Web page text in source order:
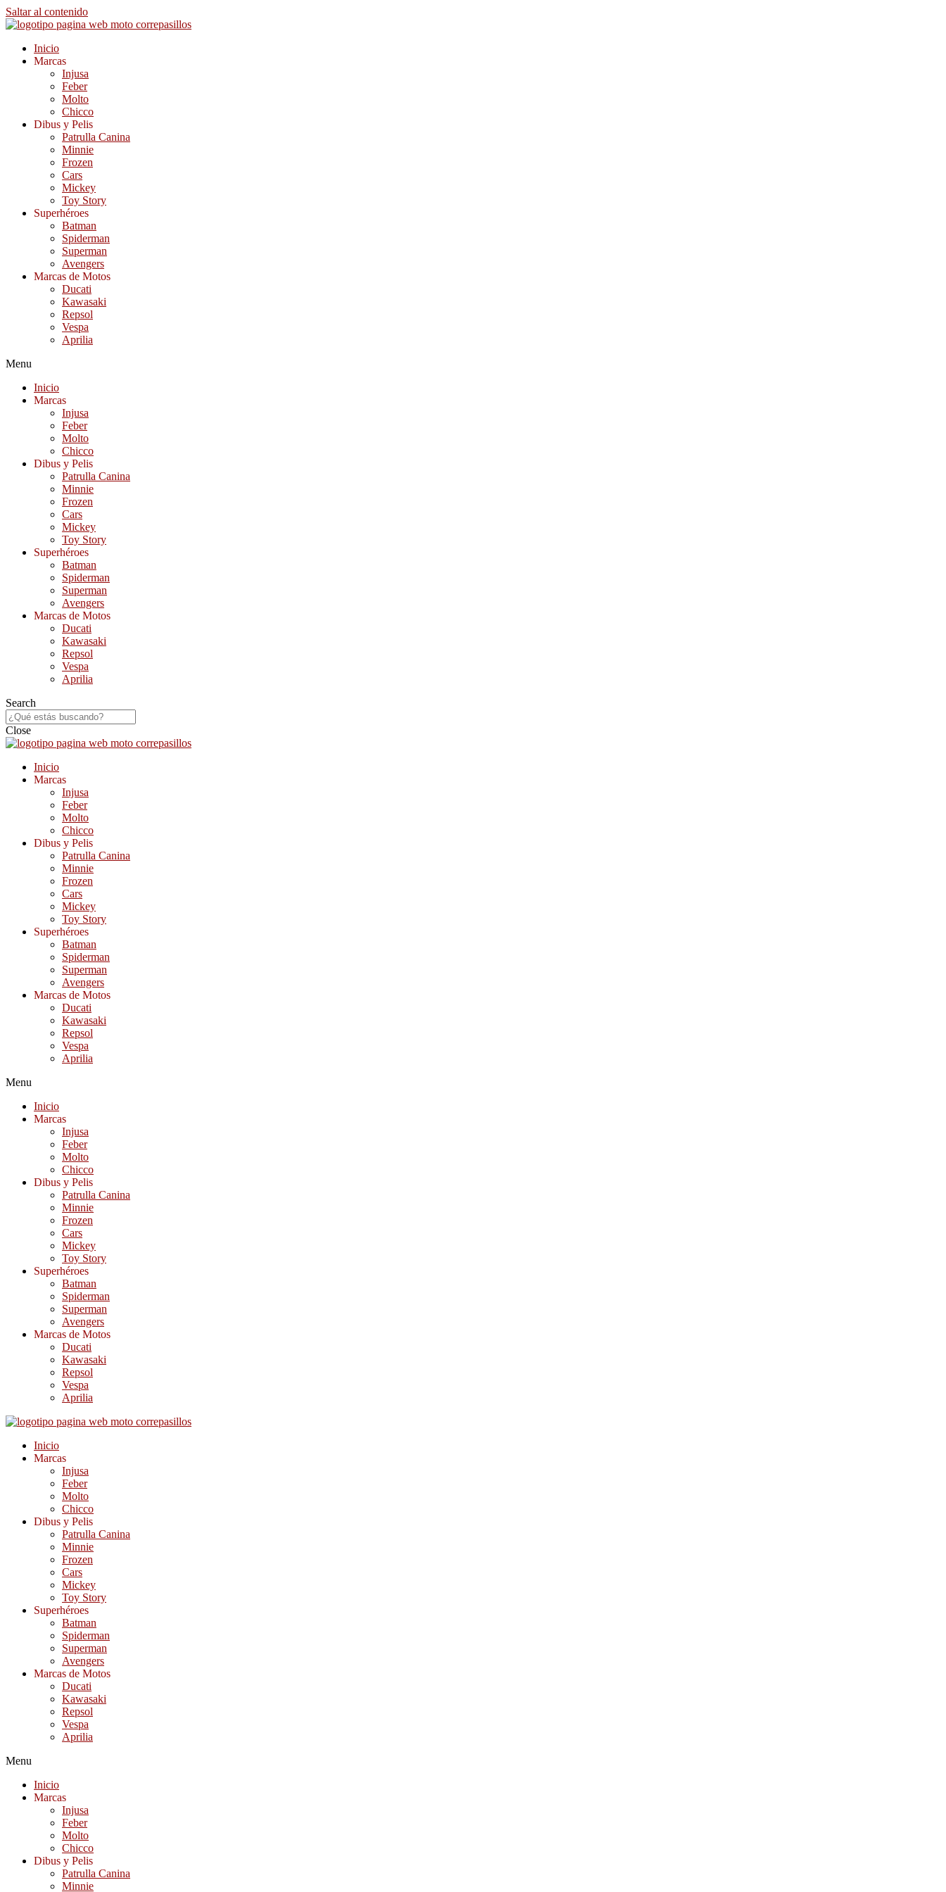
Saltar al contenido
Inicio
Marcas
Injusa
Feber
Molto
Chicco
Dibus y Pelis
Patrulla Canina
Minnie
Frozen
Cars
Mickey
Toy Story
Superhéroes
Batman
Spiderman
Superman
Avengers
Marcas de Motos
Ducati
Kawasaki
Repsol
Vespa
Aprilia
Menu
Inicio
Marcas
Injusa
Feber
Molto
Chicco
Dibus y Pelis
Patrulla Canina
Minnie
Frozen
Cars
Mickey
Toy Story
Superhéroes
Batman
Spiderman
Superman
Avengers
Marcas de Motos
Ducati
Kawasaki
Repsol
Vespa
Aprilia
Search
Close
Inicio
Marcas
Injusa
Feber
Molto
Chicco
Dibus y Pelis
Patrulla Canina
Minnie
Frozen
Cars
Mickey
Toy Story
Superhéroes
Batman
Spiderman
Superman
Avengers
Marcas de Motos
Ducati
Kawasaki
Repsol
Vespa
Aprilia
Menu
Inicio
Marcas
Injusa
Feber
Molto
Chicco
Dibus y Pelis
Patrulla Canina
Minnie
Frozen
Cars
Mickey
Toy Story
Superhéroes
Batman
Spiderman
Superman
Avengers
Marcas de Motos
Ducati
Kawasaki
Repsol
Vespa
Aprilia
Inicio
Marcas
Injusa
Feber
Molto
Chicco
Dibus y Pelis
Patrulla Canina
Minnie
Frozen
Cars
Mickey
Toy Story
Superhéroes
Batman
Spiderman
Superman
Avengers
Marcas de Motos
Ducati
Kawasaki
Repsol
Vespa
Aprilia
Menu
Inicio
Marcas
Injusa
Feber
Molto
Chicco
Dibus y Pelis
Patrulla Canina
Minnie